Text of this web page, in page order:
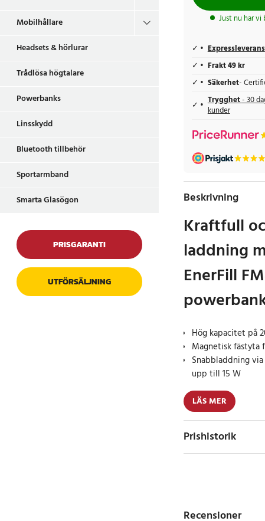
Mobilhållare
Headsets & hörlurar
Trådlösa högtalare
Powerbanks
Linsskydd
Bluetooth tillbehör
Sportarmband
Smarta Glasögon
PRISGARANTI
UTFÖRSÄLJNING
Just nu har vi
Expressleverans
Frakt 49 kr
Säkerhet-
Trygghet- 30
kunder
Beskrivning
Kraftfull
laddning
EnerFill
Hög kapacitet på
Magnetisk fästyta
Snabbladdning
upp till 15 W
Baseus EnerFill
mAh 20 W i vitt ger
möjligt att ladda din
flera gånger, vilket
på plats under
LÄS MER
Prishistorik
Recensioner